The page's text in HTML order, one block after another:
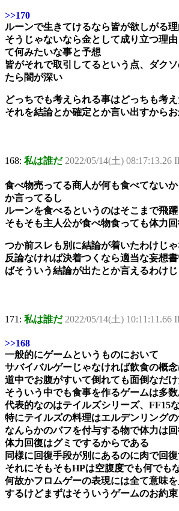
>>170
ルーンで生きてけるなら皆が欲しがる理
そうじゃないなら金として成り立つ理
て何みたいな事と予想
皆がそれで取引してるという点、ダク
たら闇が深い
どっちでも考えられる事はどっちも考
それを結論とか確定とか言い出すから
168: 私は誰だ 2022/05/14(土) 08:17:13.26
食べ物売ってる商人が何も食べてない
か言ってるし
ルーンを食べるというのはそこまで飛
そもそも主人公が食べ物食っても体力
つか前スレも別に結論が着いたわけじ
反論なければ決着つくなら適当な妄想
ばそういう結論が出たとか言えるわけ
171: 私は誰だ 2022/05/14(土) 10:11:11.66
>>168
一般的にゲームというものにおいて
サバイバルゲーじゃなければ飲食の概
道中でお腹がすいて倒れても面倒なだ
そういう中でも食事を作るゲームは多
代表的なのはテイルズシリーズ、FF15
特にテイルズの料理はエルデンリングの
なんらかのバフを付与する物で体力は
体力回復はグミでするからである
同様に回復手段が別にあるのに肉で回
それにそもそもHPは空腹度でも何でも
何故かフロムゲーの表現には全て意味
するけどまずはそういうゲームのお約